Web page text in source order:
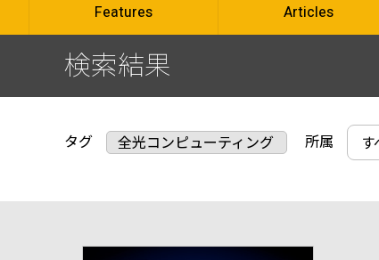
Features Articles
検索結果
タグ 全光コンピューティング 所属